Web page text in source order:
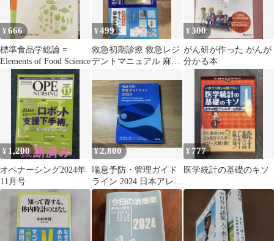
¥666
標準食品学総論 =
Elements of Food Science
¥499
救急初期診療 救急レジ
デントマニュアル 麻酔
【値下げ可】
¥300
がん研が作った がんが
分かる本
¥ 1,200
オペナーシング2024年
11月号
¥2,800
喘息予防・管理ガイド
ライン 2024 日本アレル
ギー学会 協和企画
¥ 777
医学統計の基礎のキソ